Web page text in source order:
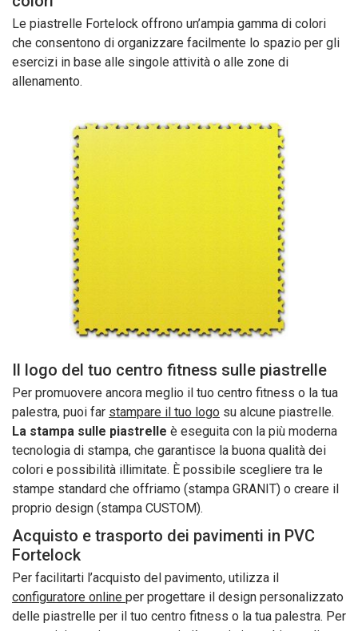
Le piastrelle Fortelock offrono un’ampia gamma di colori
che consentono di organizzare facilmente lo spazio per gli
esercizi in base alle singole attività o alle zone di
allenamento.
Il logo del tuo centro fitness sulle piastrelle
Per promuovere ancora meglio il tuo centro fitness o la tua
palestra, puoi far stampare il tuo logo su alcune piastrelle.
La stampa sulle piastrelle è eseguita con la più moderna
tecnologia di stampa, che garantisce la buona qualità dei
colori e possibilità illimitate. È possibile scegliere tra le
stampe standard che offriamo (stampa GRANIT) o creare il
proprio design (stampa CUSTOM).
Acquisto e trasporto dei pavimenti in PVC
Fortelock
Per facilitarti l’acquisto del pavimento, utilizza il
configuratore online per progettare il design personalizzato
delle piastrelle per il tuo centro fitness o la tua palestra. Per